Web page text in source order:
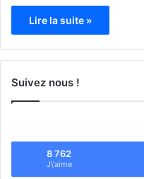
Lire la suite »
Suivez nous !
8 762
J\'aime